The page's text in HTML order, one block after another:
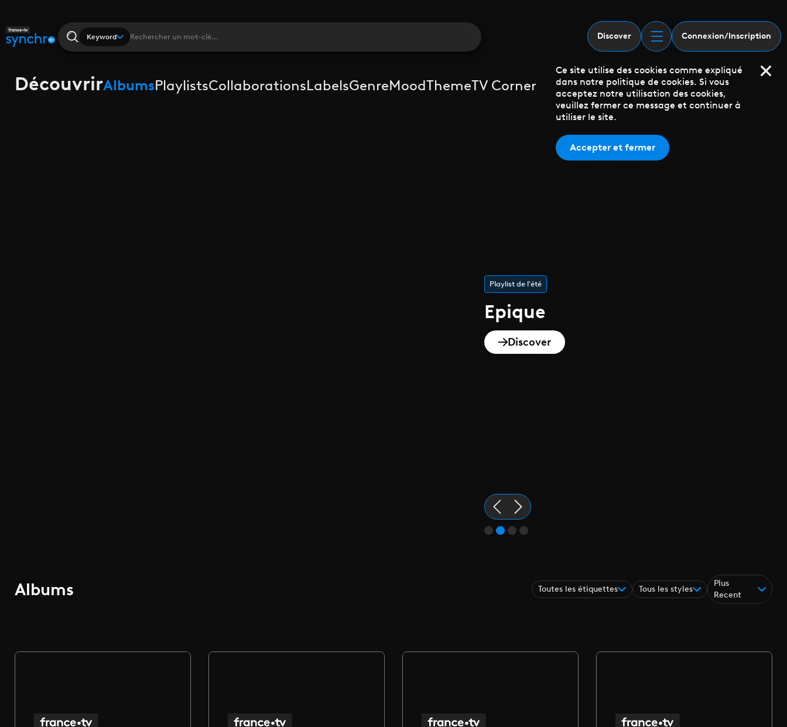
Keyword Discover Connexion/Inscription
DécouvrirAlbumsPlaylistsCollaborationsLabelsGenreMoodThemeTV Corner
Playlist de l'été
Epique
Discover
Albums Toutes les étiquettes Tous les styles
Plus
Recent
Ce site utilise des cookies comme expliqué
dans notre politique de cookies. Si vous
acceptez notre utilisation des cookies,
veuillez fermer ce message et continuer à
utiliser le site.
Accepter et fermer